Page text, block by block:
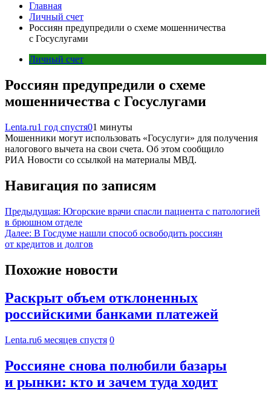
Главная
Личный счет
Россиян предупредили о схеме мошенничества
с Госуслугами
Личный счет
Россиян предупредили о схеме
мошенничества с Госуслугами
Lenta.ru1 год спустя01 минуты
Мошенники могут использовать «Госуслуги» для получения
налогового вычета на свои счета. Об этом сообщило
РИА Новости со ссылкой на материалы МВД.
Навигация по записям
Предыдущая: Югорские врачи спасли пациента с патологией
в брюшном отделе
Далее: В Госдуме нашли способ освободить россиян
от кредитов и долгов
Похожие новости
Раскрыт объем отклоненных
российскими банками платежей
Lenta.ru6 месяцев спустя 0
Россияне снова полюбили базары
и рынки: кто и зачем туда ходит